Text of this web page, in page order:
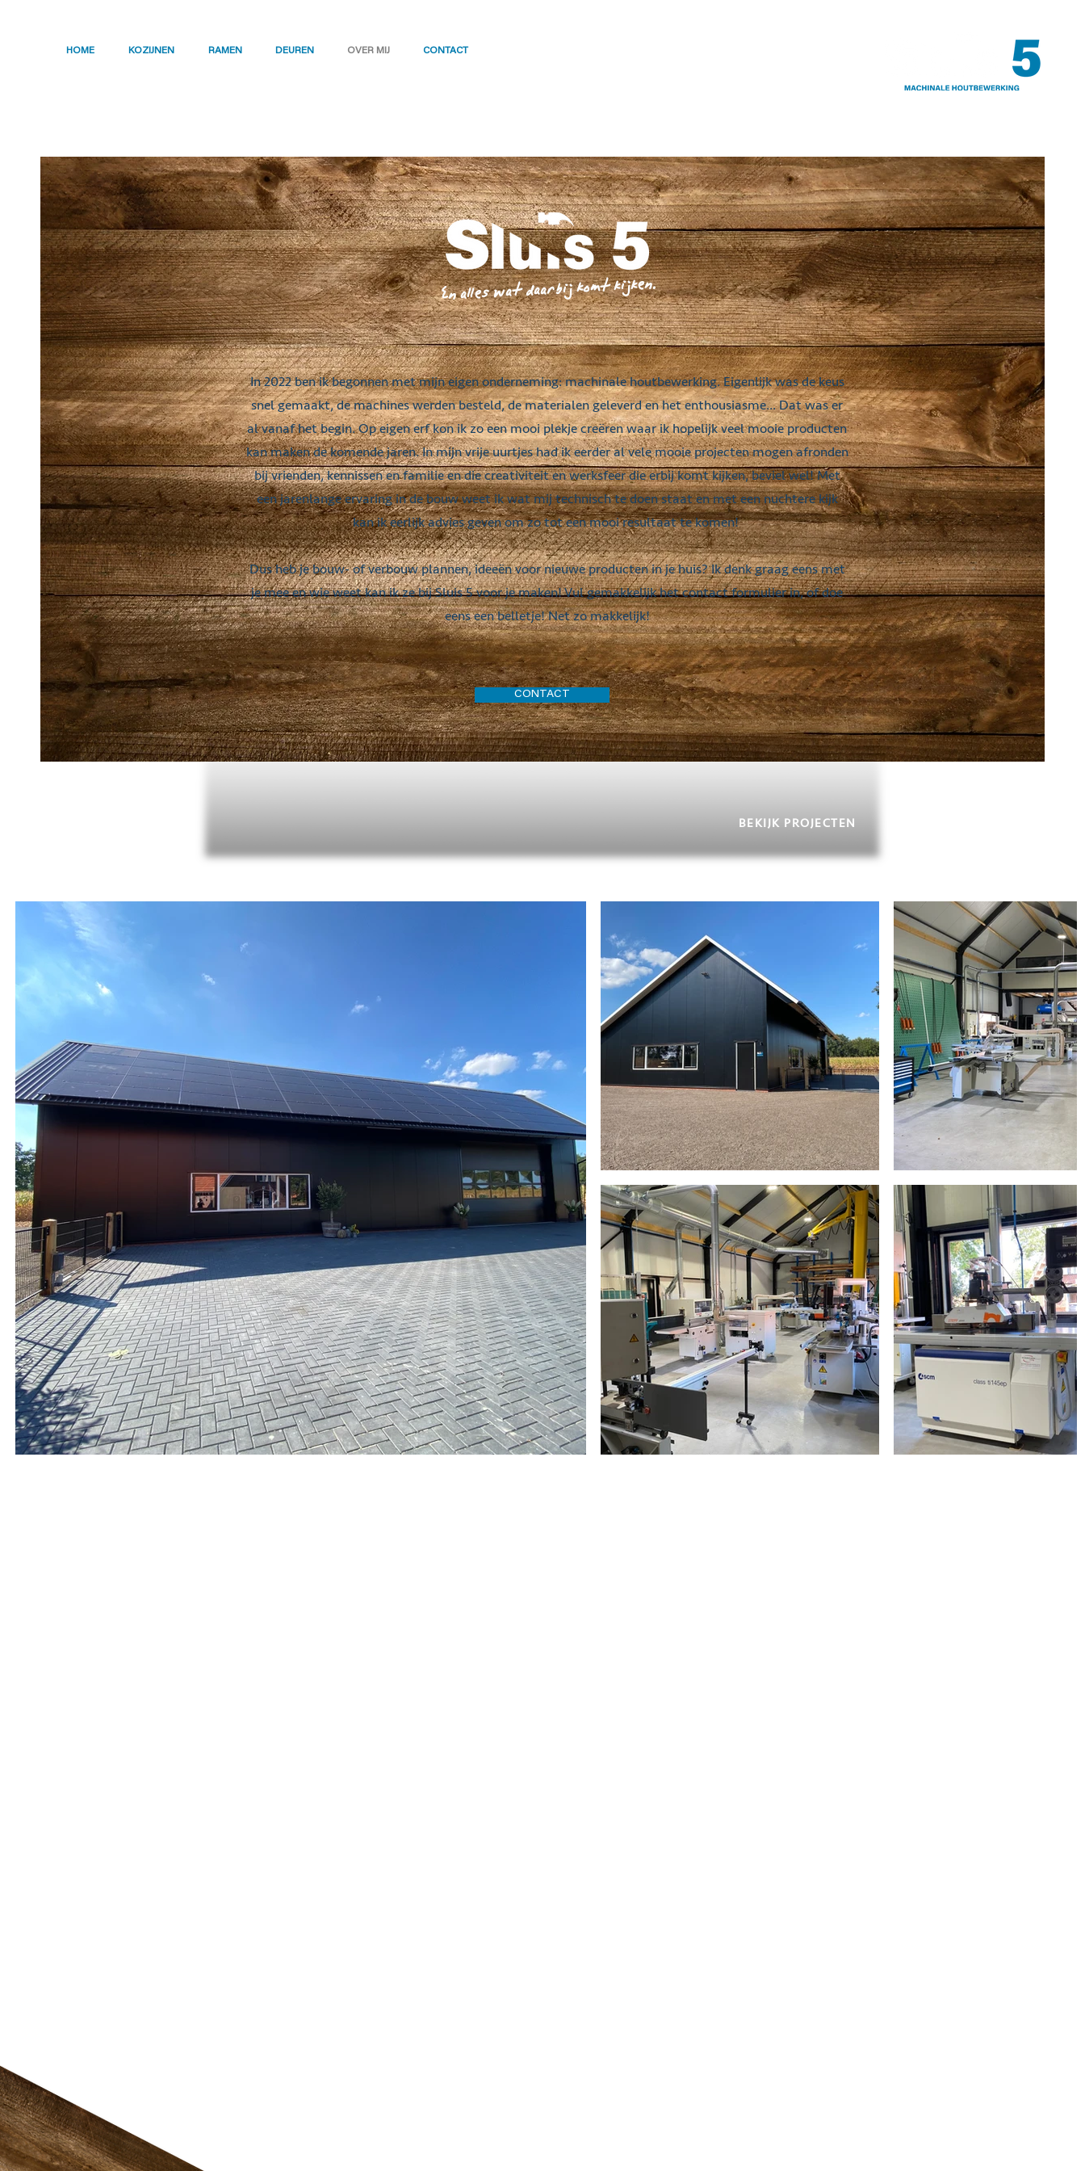
HOME KOZIJNEN RAMEN DEUREN OVER MIJ CONTACT
In 2022 ben ik begonnen met mijn eigen onderneming: machinale houtbewerking. Eigenlijk was de keus
snel gemaakt, de machines werden besteld, de materialen geleverd en het enthousiasme... Dat was er
al vanaf het begin. Op eigen erf kon ik zo een mooi plekje creëren waar ik hopelijk veel mooie producten
kan maken de komende jaren. In mijn vrije uurtjes had ik eerder al vele mooie projecten mogen afronden
bij vrienden, kennissen en familie en die creativiteit en werksfeer die erbij komt kijken, beviel wel! Met
een jarenlange ervaring in de bouw weet ik wat mij technisch te doen staat en met een nuchtere kijk
kan ik eerlijk advies geven om zo tot een mooi resultaat te komen!
Dus heb je bouw- of verbouw plannen, ideeën voor nieuwe producten in je huis? Ik denk graag eens met
je mee en wie weet kan ik ze bij Sluis 5 voor je maken! Vul gemakkelijk het contact formulier in, of doe
eens een belletje! Net zo makkelijk!
BEKIJK PROJECTEN
CONTACT
En alles wat daarbij komt kijken.